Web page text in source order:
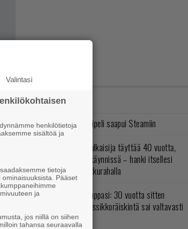
LUETUIMMAT JUTUT
Ubisoftin hittipeli saapui Steamiin
Rakastettu julkaisija täyttää 40 vuotta,
valtavat alet käynnissä – hanki itsellesi
klassikoita pikkurahalla
No johan pomppasi: 30 vuotta sitten
ilmestynyt klassikkoräiskintä sai valtavasti
lisää sisältöä
Valintasi
henkilötietoja
sisältöä ja
tietoja
Pääset
ja
jos niillä on siihen
tahansa seuraavalla